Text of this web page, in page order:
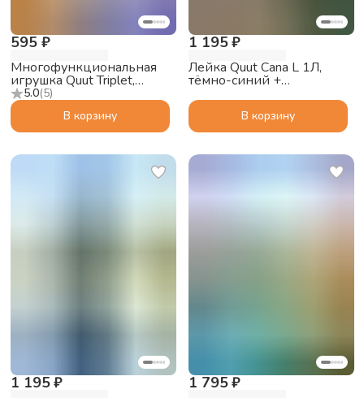
5.0(5)
595 ₽
Многофункциональная
игрушка Quut Triplet,
лавандовый
В корзину
1 195 ₽
Лейка Quut Cana L 1Л,
тёмно-синий +
В корзину
1 195 ₽ 1 795 ₽